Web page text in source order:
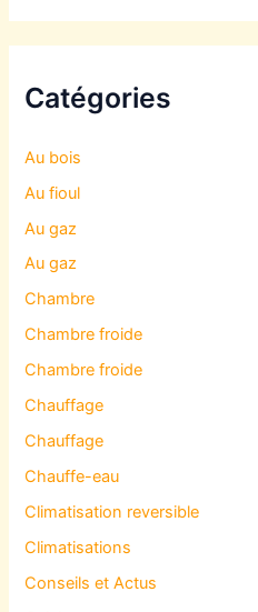
Catégories
Au bois
Au fioul
Au gaz
Au gaz
Chambre
Chambre froide
Chambre froide
Chauffage
Chauffage
Chauffe-eau
Climatisation reversible
Climatisations
Conseils et Actus